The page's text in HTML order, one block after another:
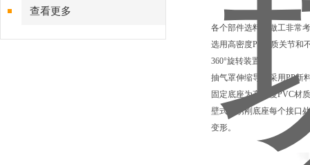
查看更多
各个部件选料和做工非常
选用高密度PP材质关节和
360°旋转装置
抽气罩伸缩导管采用PP新
固定底座为高密度PVC材
壁式不锈刚底座每个接口
变形。